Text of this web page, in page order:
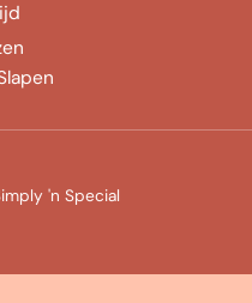
'n Special